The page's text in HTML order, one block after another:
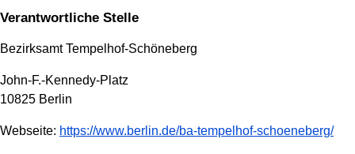
Verantwortliche Stelle
Bezirksamt Tempelhof-Schöneberg
John-F.-Kennedy-Platz
10825 Berlin
Webseite: https://www.berlin.de/ba-tempelhof-schoeneberg/